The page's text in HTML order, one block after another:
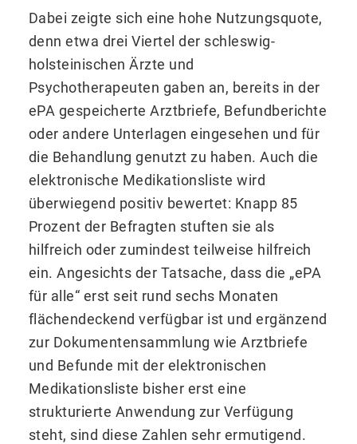
Dabei zeigte sich eine hohe Nutzungsquote,
denn etwa drei Viertel der schleswig-
holsteinischen Ärzte und
Psychotherapeuten gaben an, bereits in der
ePA gespeicherte Arztbriefe, Befundberichte
oder andere Unterlagen eingesehen und für
die Behandlung genutzt zu haben. Auch die
elektronische Medikationsliste wird
überwiegend positiv bewertet: Knapp 85
Prozent der Befragten stuften sie als
hilfreich oder zumindest teilweise hilfreich
ein. Angesichts der Tatsache, dass die „ePA
für alle“ erst seit rund sechs Monaten
flächendeckend verfügbar ist und ergänzend
zur Dokumentensammlung wie Arztbriefe
und Befunde mit der elektronischen
Medikationsliste bisher erst eine
strukturierte Anwendung zur Verfügung
steht, sind diese Zahlen sehr ermutigend.